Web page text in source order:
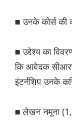
■ उनके कोर्स की
■ उद्देश्य का
कि आवेदक
इंटर्नशिप उनके
■ लेखन नमूना